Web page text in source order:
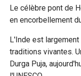
Le célèbre pont de
en encorbellement
L'Inde est
traditions vivantes.
Durga Puja,